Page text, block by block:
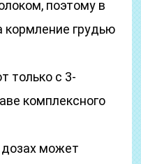
поэтому в
кормление грудью
только с 3-
комплексного
может